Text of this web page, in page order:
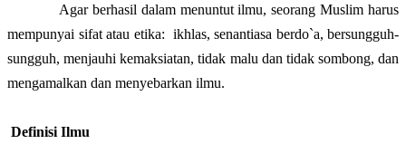
Agar berhasil dalam menuntut ilmu, seorang Muslim harus
mempunyai sifat atau etika: ikhlas, senantiasa berdo`a, bersungguh-
sungguh, menjauhi kemaksiatan, tidak malu dan tidak sombong, dan
mengamalkan dan menyebarkan ilmu.
Definisi Ilmu